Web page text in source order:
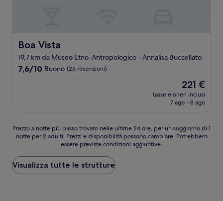
Boa Vista
Boa Vista
19,7 km da Museo Etno-Antropologico - Annalisa Buccellato
7.6
7,6/10 Buono (26 recensioni)
Il
prezzo
attuale
221 €
tasse e oneri inclusi
7 ago - 8 ago
Prezzo
più
basso
trovato
Prezzo a notte più basso trovato nelle ultime 24 ore, per un soggiorno di 1
notte per 2 adulti. Prezzi e disponibilità possono cambiare. Potrebbero
essere previste condizioni aggiuntive.
Visualizza tutte le strutture